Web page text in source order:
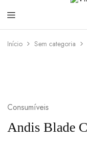
BARBER
para
Início Sem categoria
Consumíveis
Andis Blade